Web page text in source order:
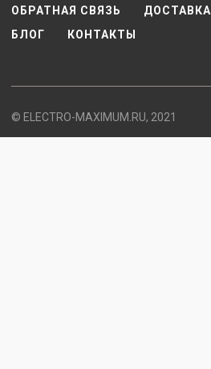
ОБРАТНАЯ СВЯЗЬ
ДОСТАВКА
БЛОГ
КОНТАКТЫ
© ELECTRO-MAXIMUM.RU, 2021